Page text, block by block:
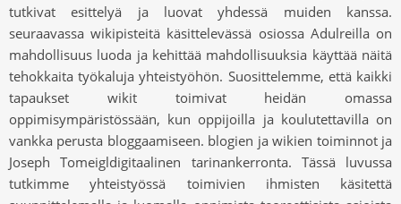
tutkivat esittelyä ja luovat yhdessä muiden kanssa.
seuraavassa wikipisteitä käsittelevässä osiossa Adulreilla on
mahdollisuus luoda ja kehittää mahdollisuuksia käyttää näitä
tehokkaita työkaluja yhteistyöhön. Suosittelemme, että kaikki
tapaukset wikit toimivat heidän omassa
oppimisympäristössään, kun oppijoilla ja koulutettavilla on
vankka perusta bloggaamiseen. blogien ja wikien toiminnot ja
Joseph Tomeigldigitaalinen tarinankerronta. Tässä luvussa
tutkimme yhteistyössä toimivien ihmisten käsitettä